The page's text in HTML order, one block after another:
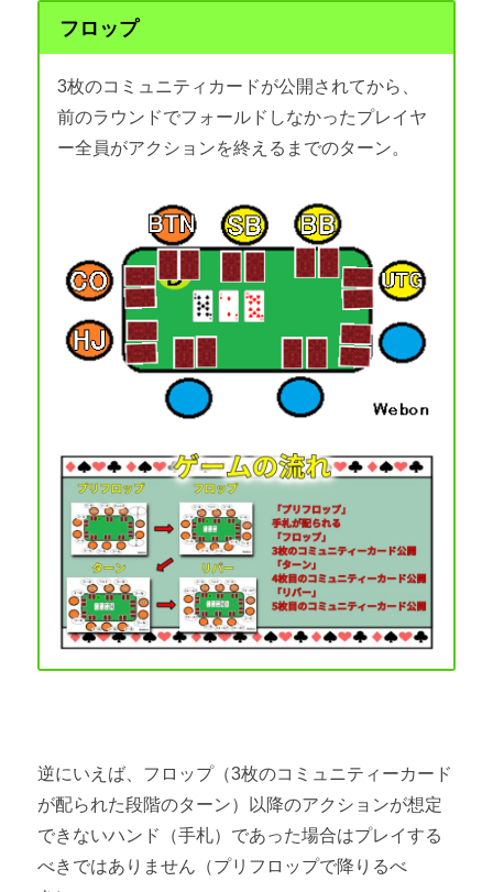
フロップ
3枚のコミュニティカードが公開されてから、
前のラウンドでフォールドしなかったプレイヤ
ー全員がアクションを終えるまでのターン。
逆にいえば、フロップ（3枚のコミュニティーカード
が配られた段階のターン）以降のアクションが想定
できないハンド（手札）であった場合はプレイする
べきではありません（プリフロップで降りるべ